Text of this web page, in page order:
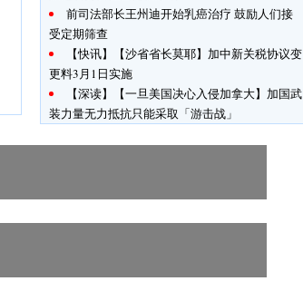
前司法部长王州迪开始乳癌治疗 鼓励人们接
受定期筛查
【快讯】【沙省省长莫耶】加中新关税协议变
更料3月1日实施
【深读】【一旦美国决心入侵加拿大】加国武
装力量无力抵抗只能采取「游击战」